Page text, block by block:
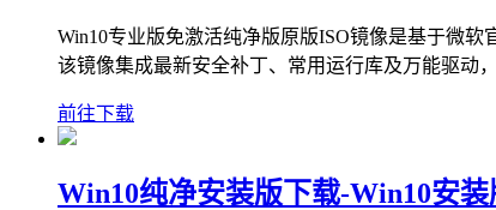
Win10专业版免激活纯净版原版ISO镜像是基于微
该镜像集成最新安全补丁、常用运行库及万能驱动
前往下载
Win10纯净安装版下载-Win10安